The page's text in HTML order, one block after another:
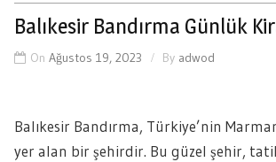
Balıkesir Bandırma Günlük
On Ağustos 19, 2023 By adwod
Balıkesir Bandırma, Türkiye’nin
yer alan bir şehirdir. Bu güzel şehir,